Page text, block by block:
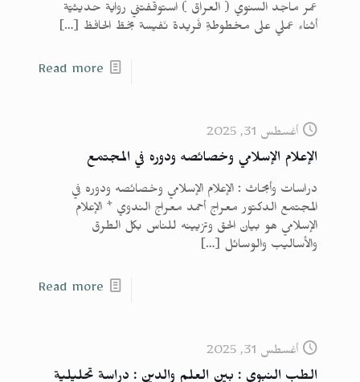
عمر ماجد السنوي ( العراق ) استوقفتني رواية حديثيّة
أثناء عملي على مخطوطةٍ فَريدة نَفيسة بخطّ الحافظ […]
Read more
أغسطس 31, 2025
الإعلام الإسلامي وخصائصه ودوره في المجتمع
دراسات وأبحاث : الإعلام الإسلامي وخصائصه ودوره في
المجتمع الدكتور معراج أحمد معراج الندوي * الإعلام
الإسلامي هو بيان الحق وتزيينه للناس بكل الطرق
والأساليب والوسائل […]
Read more
أغسطس 31, 2025
الطب النبوي : بين العلم والدين : دراسة تحليلية